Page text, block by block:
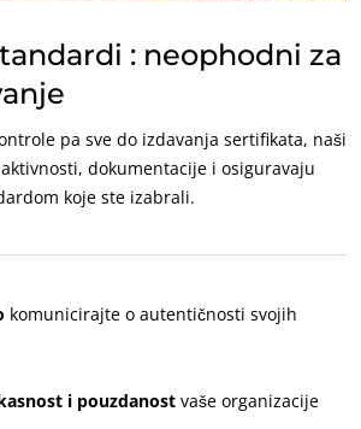
: neophodni za
pa sve do izdavanja sertifikata, naši
dokumentacije i osiguravaju
koje ste izabrali.
komunicirajte o autentičnosti svojih
i pouzdanost vaše organizacije